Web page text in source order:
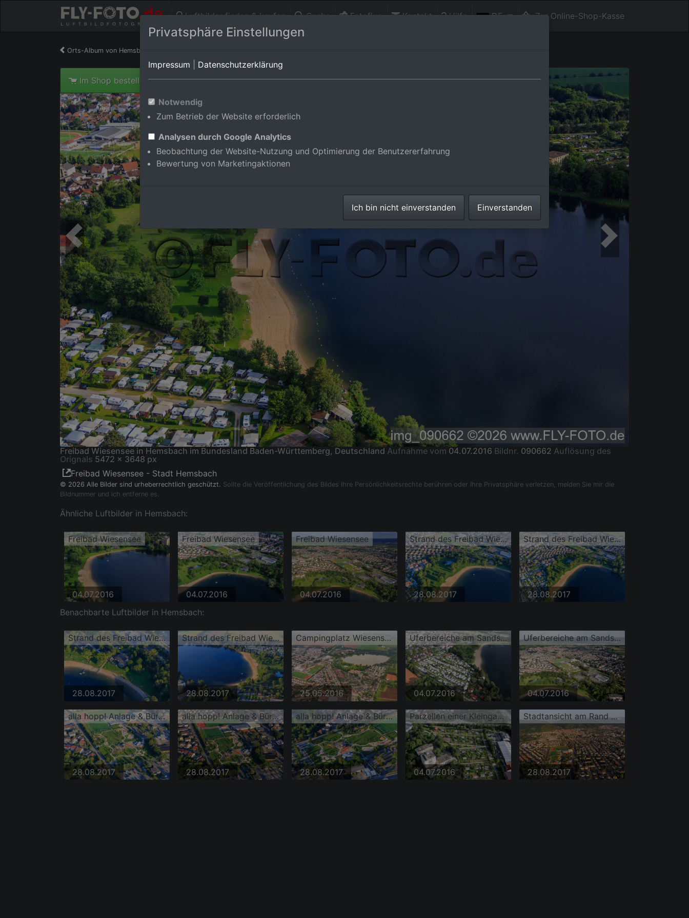
Luftbilder finden & kaufen Suche Fotoflug Kontakt Hilfe DE Zur Online-Shop-Kasse
Orts-Album von Hemsbach
Im Shop bestellen
Freibad Wiesensee in Hemsbach im Bundesland Baden-Württemberg, Deutschland Aufnahme vom 04.07.2016 Bildnr. 090662 Auflösung des
Orignals 5472 x 3648 px
Freibad Wiesensee - Stadt Hemsbach
© 2026 Alle Bilder sind urheberrechtlich geschützt. Sollte die Veröffentlichung des Bildes Ihre Persönlichkeitsrechte berühren oder Ihre Privatsphäre verletzen, melden Sie mir die
Bildnummer und ich entferne es.
Ähnliche Luftbilder in Hemsbach:
Freibad Wiesensee
04.07.2016
Freibad Wiesensee
04.07.2016
Freibad Wiesensee
04.07.2016
Strand des Freibad Wiesensee
28.08.2017
Strand des Freibad Wiesensee
28.08.2017
Benachbarte Luftbilder in Hemsbach:
Strand des Freibad Wiesensee
28.08.2017
Strand des Freibad Wiesensee aus Süden
28.08.2017
Campingplatz Wiesensee und Akazienweg
25.05.2016
Uferbereiche am Sandstrand des Freibades Campingplatz Wiesensee
04.07.2016
Uferbereiche am Sandstrand des Freibades Campingplatz Wiesensee
04.07.2016
alla hopp! Anlage & Bürgerpark Hemsbach
28.08.2017
alla hopp! Anlage & Bürgerpark Hemsbach
28.08.2017
alla hopp! Anlage & Bürgerpark Hemsbach
28.08.2017
Parzellen einer Kleingartenanlage am Wiesensee
04.07.2016
Stadtansicht am Rand des Odenwalds aus Westen mit Sportplatz der Sportgemeinde Hemsbach 1912 e.V
28.08.2017
Privatsphäre Einstellungen
Impressum Datenschutzerklärung
Notwendig
Zum Betrieb der Website erforderlich
Analysen durch Google Analytics
Beobachtung der Website-Nutzung und Optimierung der Benutzererfahrung
Bewertung von Marketingaktionen
Ich bin nicht einverstanden Einverstanden